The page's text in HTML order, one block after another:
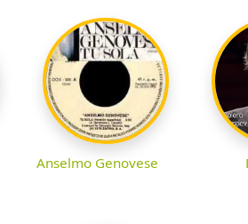
Anselmo Genovese